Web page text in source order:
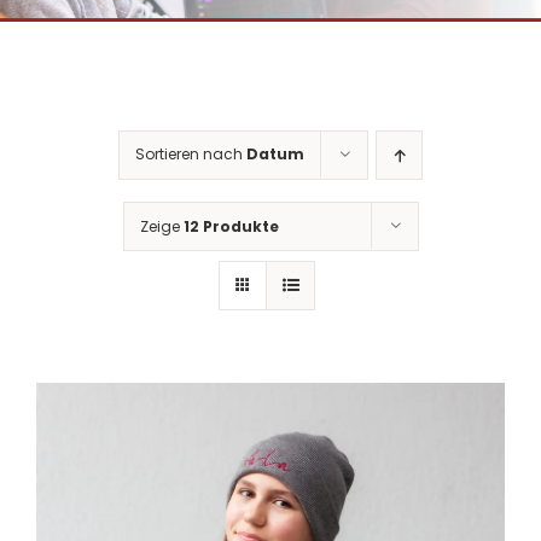
Sortieren nach Datum
Zeige12 Produkte